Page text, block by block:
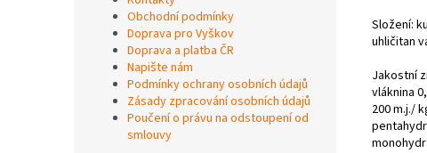
Obchodní podmínky
Doprava pro Vyškov
Doprava a platba ČR
Napište nám
Podmínky ochrany osobních údajů
Zásady zpracování osobních údajů
Poučení o právu na odstoupení od
smlouvy
Složení:
uhličitan
Jakostní
vláknina
200 m.j./